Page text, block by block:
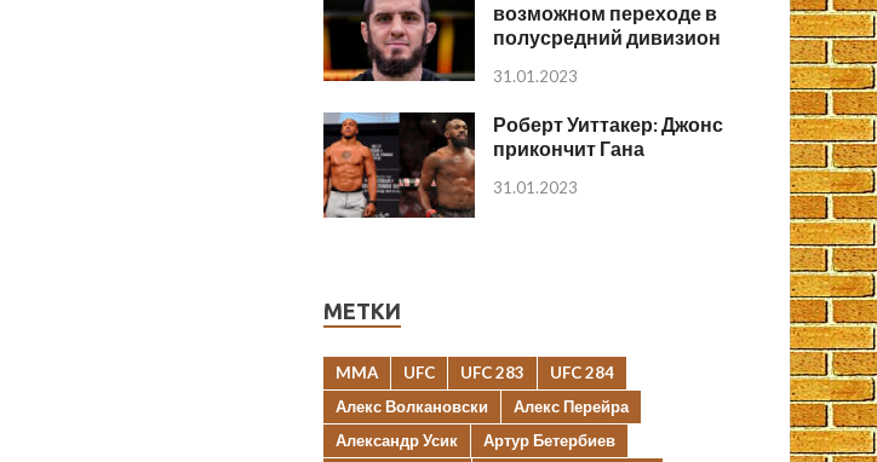
возможном переходе в
полусредний дивизион
31.01.2023
Роберт Уиттакер: Джонс
прикончит Гана
31.01.2023
МЕТКИ
MMA UFC UFC 283
UFC 284
Алекс Волкановски
Алекс Перейра
Александр Усик
Артур Бетербиев